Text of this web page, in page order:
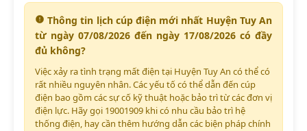
Thông tin lịch cúp điện mới nhất Huyện Tuy An
từ ngày 07/08/2026 đến ngày 17/08/2026 có đầy
đủ không?
Việc xảy ra tình trạng mất điện tại Huyện Tuy An có thể có
rất nhiều nguyên nhân. Các yếu tố có thể dẫn đến cúp
điện bao gồm các sự cố kỹ thuật hoặc bảo trì từ các đơn vị
điện lực. Hãy gọi 19001909 khi có nhu cầu bảo trì hệ
thống điện, hay cần thêm hướng dẫn các biện pháp chính